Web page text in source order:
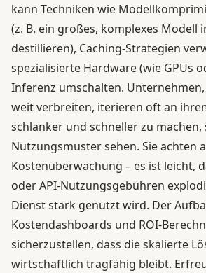
kann Techniken wie
(z. B. ein großes, komplexes Modell
destillieren), Caching-Strategien
spezialisierte Hardware (wie GPUs
Inferenz umschalten.
weit verbreiten, iterieren oft an
schlanker und schneller zu machen,
Nutzungsmuster sehen. Sie achten
Kostenüberwachung – es ist leicht,
oder API-Nutzungsgebühren
Dienst stark genutzt wird. Der
Kostendashboards und ROI-
sicherzustellen, dass die skalierte
wirtschaftlich tragfähig bleibt.